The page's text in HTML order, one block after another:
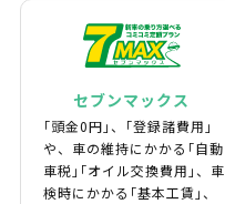
セブンマックス
｢頭金0円｣、｢登録諸費用｣
や、車の維持にかかる｢自動
車税｣｢オイル交換費用｣、車
検時にかかる｢基本工賃｣、